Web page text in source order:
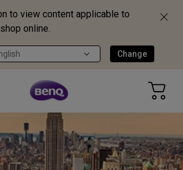
to view content applicable to
online.
Change